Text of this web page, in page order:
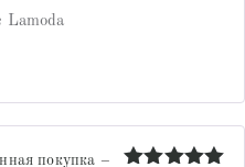
Lamoda
покупка –